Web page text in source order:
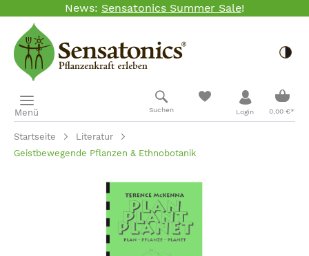
Zum Hauptinhalt springen
News: Sensatonics Summer Sale!
Menü Suchen Login 0,00 €*
Startseite
Literatur
Geistbewegende Pflanzen & Ethnobotanik
Bildergalerie überspringen